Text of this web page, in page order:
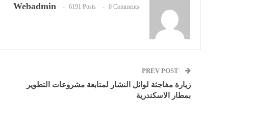
Webadmin 6191 Posts 0 Comments
زيارة مفاجئة لوائل النشار لمتابعة مشروعات التطوير
بمطار الاسكندرية